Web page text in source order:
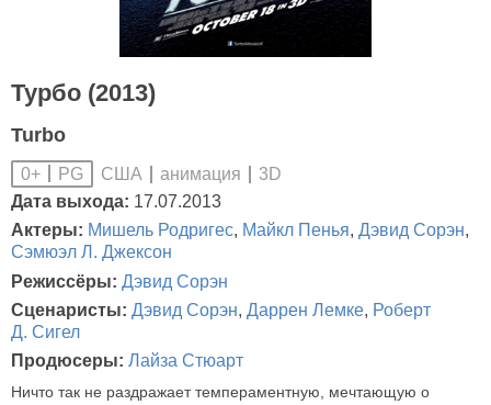
Турбо (2013)
Turbo
0+ PG США анимация
3D
Дата выхода: 17.07.2013
Актеры: Мишель Родригес, Майкл Пенья, Дэвид Сорэн,
Сэмюэл Л. Джексон
Режиссёры: Дэвид Сорэн
Сценаристы: Дэвид Сорэн, Даррен Лемке, Роберт
Д. Сигел
Продюсеры: Лайза Стюарт
Ничто так не раздражает темпераментную, мечтающую о